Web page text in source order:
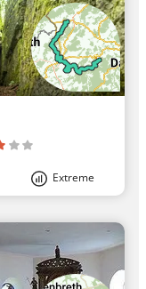
Extreme